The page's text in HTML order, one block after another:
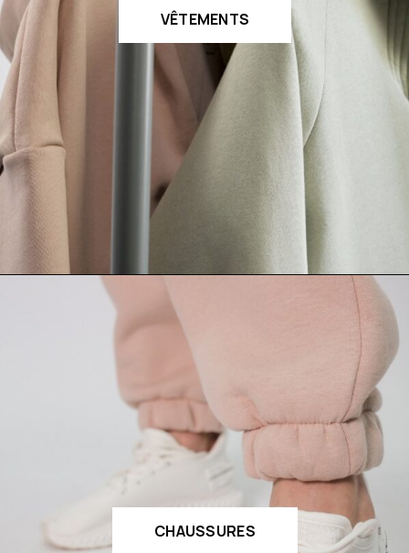
VÊTEMENTS
CHAUSSURES